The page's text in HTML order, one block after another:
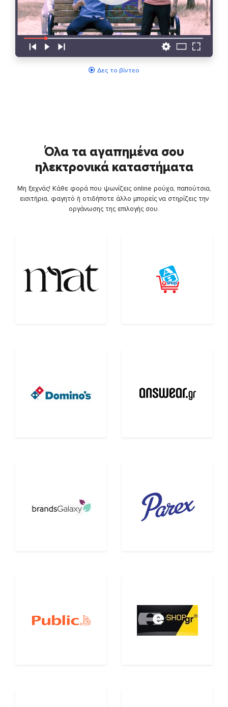
Δες το βίντεο
Όλα τα αγαπημένα σου
ηλεκτρονικά καταστήματα
Μη ξεχνάς! Κάθε φορά που ψωνίζεις online ρούχα, παπούτσια,
εισιτήρια, φαγητό ή οτιδήποτε άλλο μπορείς να στηρίζεις την
οργάνωσης της επιλογής σου.